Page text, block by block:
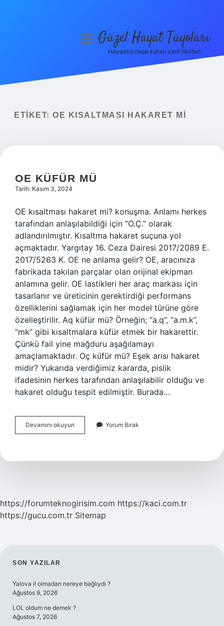
Yasal Uyarı
menüyüGüzel Hayat Tüyoları
Hayatına neşe katan zarif fikirler!
ETIKET: OE KISALTMASI HAKARET MI
OE KÜFÜR MÜ
Tarih: Kasım 3, 2024
OE kısaltması hakaret mi? konuşma. Anlamı herkes
tarafından anlaşılabildiği için “O.Ç.” olarak
adlandırılmıştır. Kısaltma hakaret suçuna yol
açmaktadır. Yargıtay 16. Ceza Dairesi 2017/2089 E.
2017/5263 K. OE ne anlama gelir? OE, aracınıza
fabrikada takılan parçalar olan orijinal ekipman
anlamına gelir. OE lastikleri her araç markası için
tasarlanır ve üreticinin gerektirdiği performans
özelliklerini sağlamak için her model türüne göre
özelleştirilir. Aq küfür mü? Örneğin; “a.q”, “a.m.k”,
“mk” gibi kısaltmalara küfür etmek bir hakarettir.
Çünkü fail yine mağduru aşağılamayı
amaçlamaktadır. Oç küfür mü? Eşek arısı hakaret
midir? Yukarıda verdiğimiz kararda, pislik
ifadesinin herkes tarafından anlaşılabilir olduğu ve
hakaret olduğu tespit edilmiştir. Burada…
Devamını okuyun
Küfür
Yorum Bırak
https://forumteknogirisim.com https://kaci.com.tr
https://gucu.com.tr Sitemap
SIDEBAR
SON YAZILAR
Yalova il olmadan nereye bağlıydı ?
Ağustos 9, 2026
LOL oldum ne demek ?
Ağustos 7, 2026